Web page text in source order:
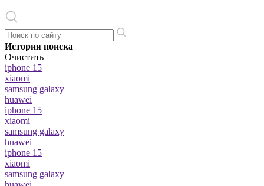
История поиска
Очистить
iphone 15
xiaomi
samsung galaxy
huawei
iphone 15
xiaomi
samsung galaxy
huawei
iphone 15
xiaomi
samsung galaxy